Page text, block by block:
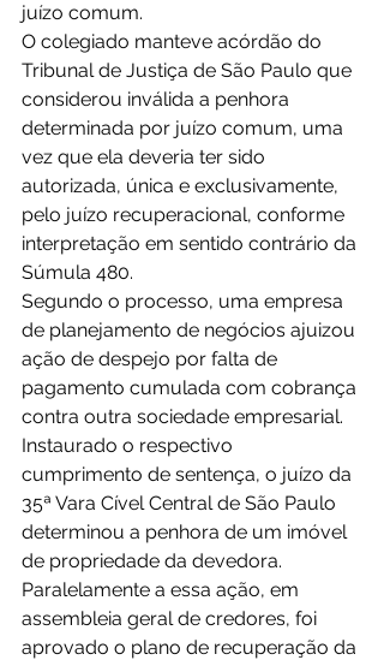
juízo comum.
O colegiado manteve acórdão do
Tribunal de Justiça de São Paulo que
considerou inválida a penhora
determinada por juízo comum, uma
vez que ela deveria ter sido
autorizada, única e exclusivamente,
pelo juízo recuperacional, conforme
interpretação em sentido contrário da
Súmula 480.
Segundo o processo, uma empresa
de planejamento de negócios ajuizou
ação de despejo por falta de
pagamento cumulada com cobrança
contra outra sociedade empresarial.
Instaurado o respectivo
cumprimento de sentença, o juízo da
35ª Vara Cível Central de São Paulo
determinou a penhora de um imóvel
de propriedade da devedora.
Paralelamente a essa ação, em
assembleia geral de credores, foi
aprovado o plano de recuperação da